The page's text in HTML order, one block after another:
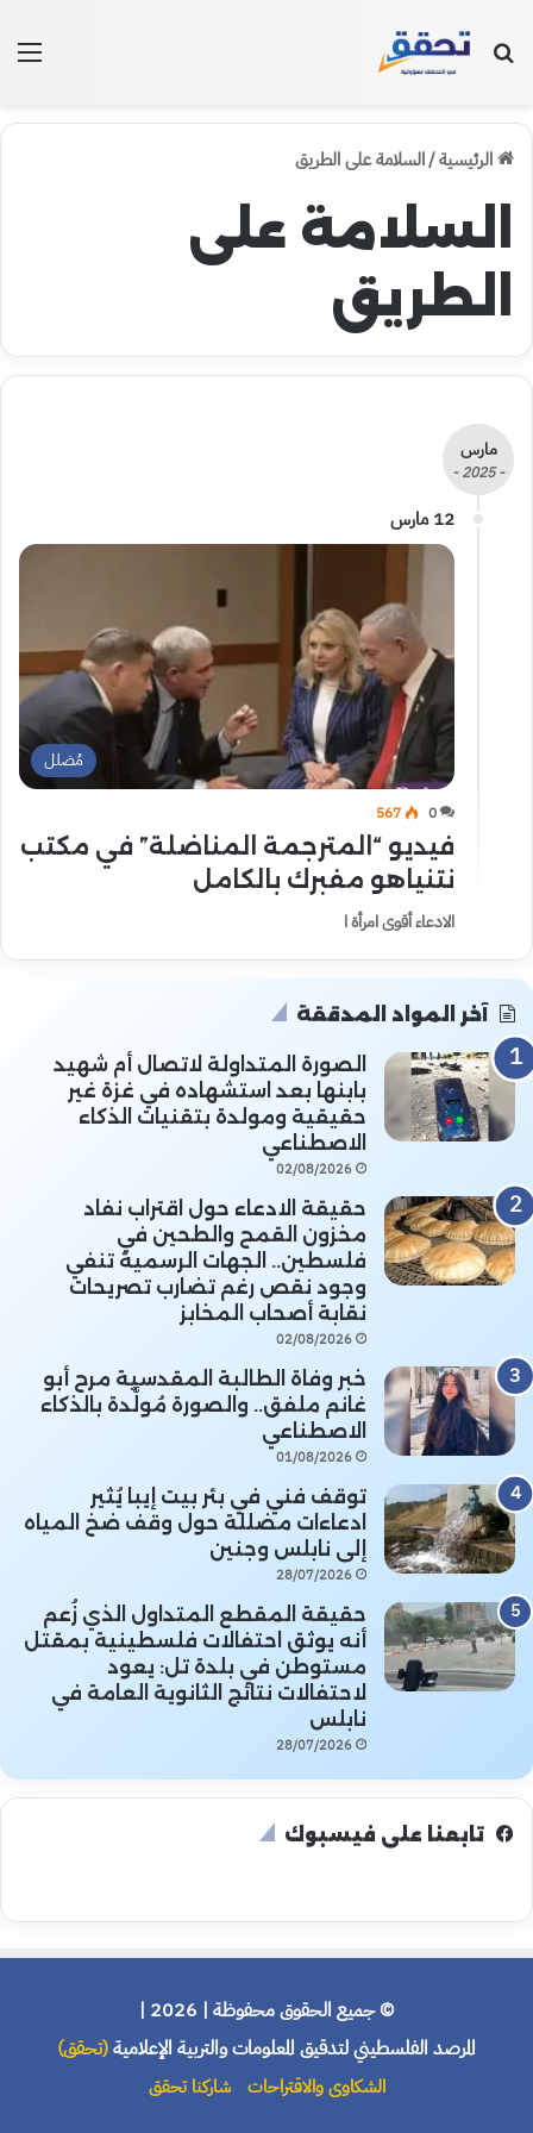
بحث عن
الرئيسية/السلامة على الطريق
السلامة على
الطريق
مارس
- 2025 -
12 مارس
مُضلل
0
567
فيديو “المترجمة المناضلة” في مكتب
نتنياهو مفبرك بالكامل
الادعاء أقوى امرأة ا
آخر المواد المدققة
الصورة المتداولة لاتصال أم شهيد
بابنها بعد استشهاده في غزة غير
حقيقية ومولدة بتقنيات الذكاء
الاصطناعي
02/08/2026
حقيقة الادعاء حول اقتراب نفاد
مخزون القمح والطحين في
فلسطين.. الجهات الرسمية تنفي
وجود نقص رغم تضارب تصريحات
نقابة أصحاب المخابز
02/08/2026
خبر وفاة الطالبة المقدسية مرح أبو
غانم ملفق.. والصورة مُولَّدة بالذكاء
الاصطناعي
01/08/2026
توقف فني في بئر بيت إيبا يُثير
ادعاءات مضللة حول وقف ضخ المياه
إلى نابلس وجنين
28/07/2026
حقيقة المقطع المتداول الذي زُعم
أنه يوثق احتفالات فلسطينية بمقتل
مستوطن في بلدة تل: يعود
لاحتفالات نتائج الثانوية العامة في
نابلس
28/07/2026
تابعنا على فيسبوك
© جميع الحقوق محفوظة | 2026 |
المرصد الفلسطيني لتدقيق المعلومات والتربية الإعلامية(تحقق)
الشكاوى والاقتراحات شاركنا تحقق